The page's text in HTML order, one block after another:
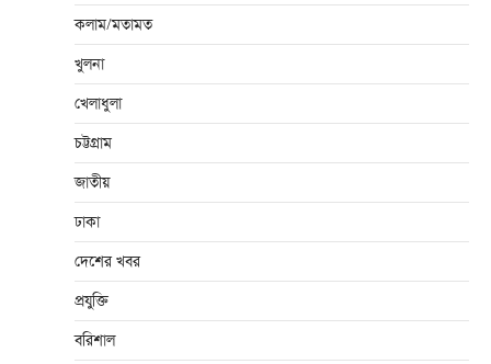
কলাম/মতামত
খুলনা
খেলাধুলা
চট্টগ্রাম
জাতীয়
ঢাকা
দেশের খবর
প্রযুক্তি
বরিশাল